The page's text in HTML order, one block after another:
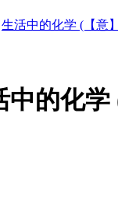
生活中的化学 (【意
中的化学